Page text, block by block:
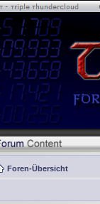
Foren-Übersicht